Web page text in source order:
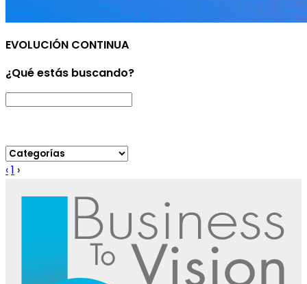
EVOLUCIÓN CONTINUA
¿Qué estás buscando?
‹1 ›